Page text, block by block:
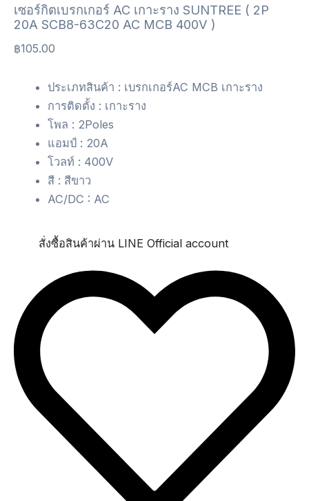
เซอร์กิตเบรกเกอร์ AC เกาะราง SUNTREE ( 2P
20A SCB8-63C20 AC MCB 400V )
฿105.00
ประเภทสินค้า : เบรกเกอร์AC MCB เกาะราง
การติดตั้ง : เกาะราง
โพล : 2Poles
แอมป์ : 20A
โวลท์ : 400V
สี : สีขาว
AC/DC : AC
สั่งซื้อสินค้าผ่าน LINE Official account